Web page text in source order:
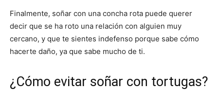
Finalmente, soñar con una concha rota puede querer
decir que se ha roto una relación con alguien muy
cercano, y que te sientes indefenso porque sabe cómo
hacerte daño, ya que sabe mucho de ti.
¿Cómo evitar soñar con tortugas?